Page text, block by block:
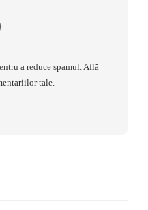
a reduce spamul.Află
tale.